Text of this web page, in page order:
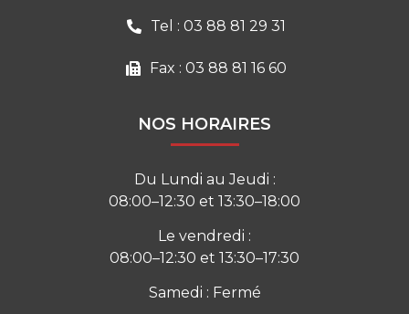
Tel : 03 88 81 29 31
Fax : 03 88 81 16 60
NOS HORAIRES
Du Lundi au Jeudi :
08:00–12:30 et 13:30–18:00
Le vendredi :
08:00–12:30 et 13:30–17:30
Samedi : Fermé